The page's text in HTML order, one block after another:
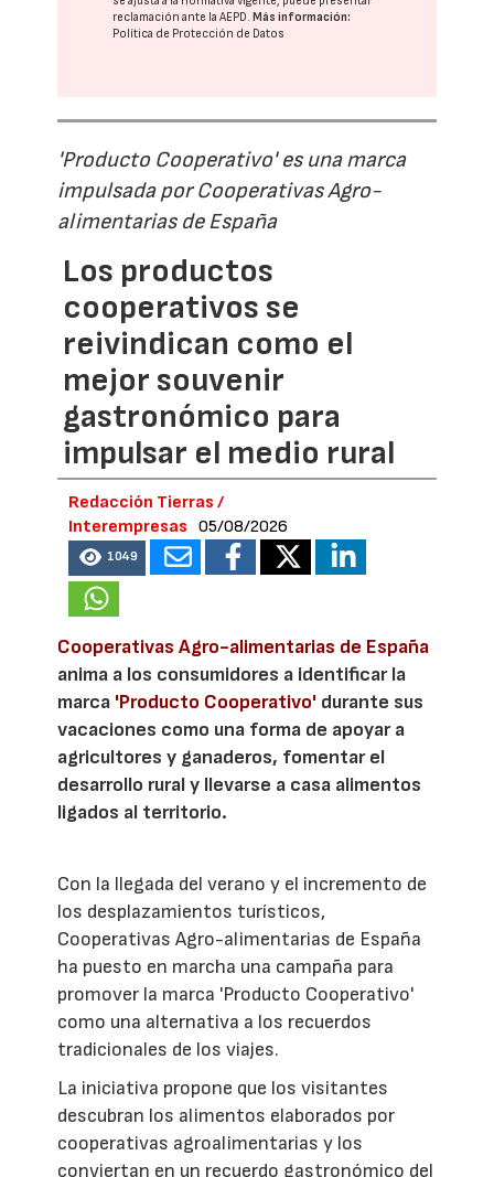
reclamación ante laAEPD. Más información:
Política de Protección de Datos
'Producto Cooperativo' es una marca
impulsada por Cooperativas Agro-
alimentarias de España
Los productos
cooperativos se
reivindican como el
mejor souvenir
gastronómico para
impulsar el medio rural
Redacción Tierras /
Interempresas
05/08/2026
1049
Cooperativas Agro-alimentarias de España
anima a los consumidores a identificar la
marca 'Producto Cooperativo' durante sus
vacaciones como una forma de apoyar a
agricultores y ganaderos, fomentar el
desarrollo rural y llevarse a casa alimentos
ligados al territorio.
Con la llegada del verano y el incremento de
los desplazamientos turísticos,
Cooperativas Agro-alimentarias de España
ha puesto en marcha una campaña para
promover la marca 'Producto Cooperativo'
como una alternativa a los recuerdos
tradicionales de los viajes.
La iniciativa propone que los visitantes
descubran los alimentos elaborados por
cooperativas agroalimentarias y los
conviertan en un recuerdo gastronómico del